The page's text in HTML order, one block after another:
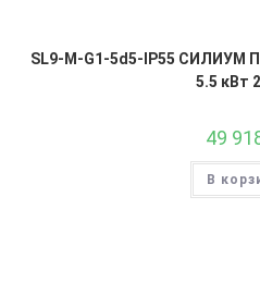
SL9-M-G1-5d5-IP55 СИЛИУМ
5.5 кВт
49
В